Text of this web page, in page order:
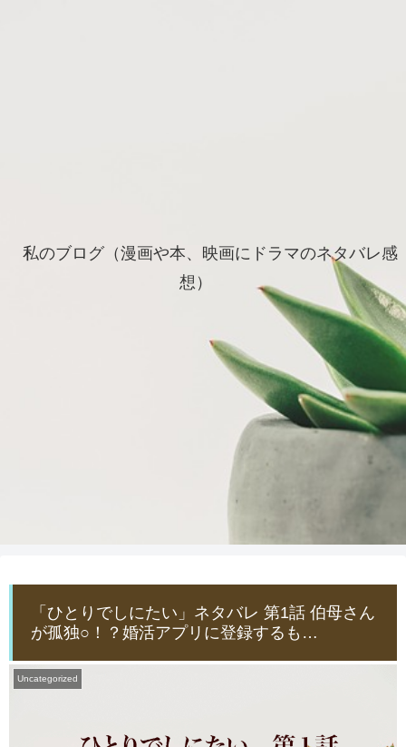
私のブログ（漫画や本、映画にドラマのネタバレ感
想）
「ひとりでしにたい」ネタバレ 第1話 伯母さん
が孤独○！？婚活アプリに登録するも…
Uncategorized